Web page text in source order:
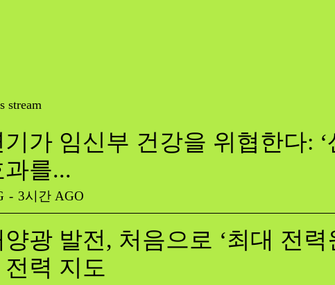
stream
가 임신부 건강을 위협한다:
를...
- 3시간 AGO
광 발전, 처음으로 ‘최대 전
력 지도